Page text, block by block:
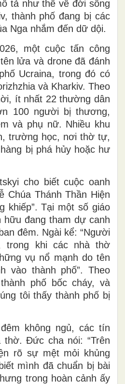
tả như thế về đời sống
thành phố đang bị các
Nga nhắm đến dữ dội.
một cuộc tấn công
lửa và drone đã đánh
Ucraina, trong đó có
và Kharkiv. Theo
ít nhất 22 thường dân
100 người bị thương,
và phụ nữ. Nhiều khu
trường học, nơi thờ tự,
bị phá hủy hoặc hư
cho biết cuộc oanh
Chúa Thánh Thần Hiện
khiếp”. Tại một số giáo
đang tham dự canh
đêm. Ngài kể: “Người
trong khi các nhà thờ
vụ nổ mạnh do tên
vào thành phố”. Theo
phố bốc cháy, và
tôi thấy thành phố bị
không ngủ, các tín
thờ. Đức cha nói: “Trên
rõ sự mệt mỏi khủng
mình đã chuẩn bị bài
trong hoàn cảnh ấy